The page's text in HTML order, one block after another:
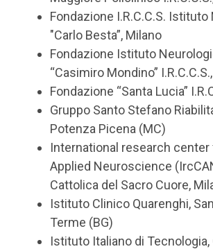
Fondazione I.R.C.C.S.
"Carlo Besta”, Milano
Fondazione Istituto
“Casimiro Mondino”
Fondazione “Santa Lucia”
Gruppo Santo Stefano
Potenza Picena (MC)
International research
Applied Neuroscience
Cattolica del Sacro Cuore,
Istituto Clinico Quarenghi,
Terme (BG)
Istituto Italiano di Tecnologia,